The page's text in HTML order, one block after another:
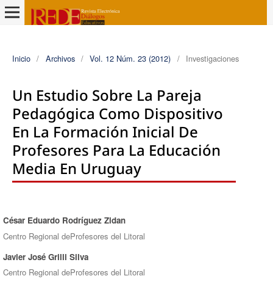
Inicio / Archivos / Vol. 12 Núm. 23 (2012) / Investigaciones
Un Estudio Sobre La Pareja
Pedagógica Como Dispositivo
En La Formación Inicial De
Profesores Para La Educación
Media En Uruguay
Autores/as
César Eduardo Rodríguez Zidan
Centro Regional deProfesores del Litoral
Javier José Grilli Silva
Centro Regional deProfesores del Litoral